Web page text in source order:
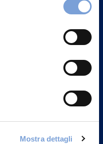
sezione "Informativa
Mostra dettagli